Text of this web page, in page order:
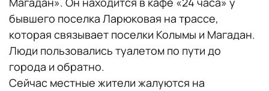
бывшего поселка Ларюковая на трассе,
которая связывает поселки Колымы и Магадан.
Люди пользовались туалетом по пути до
города и обратно.
Сейчас местные жители жалуются на